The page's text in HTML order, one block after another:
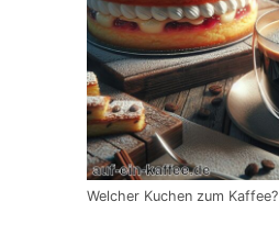
Welcher Kuchen zum Kaffee?